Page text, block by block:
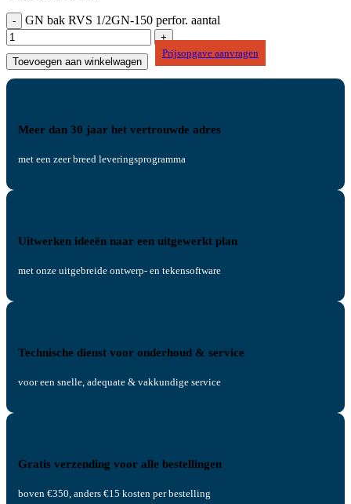
GN bak RVS 1/2GN-150 perfor. aantal
Toevoegen aan winkelwagen
Prijsopgave aanvragen
Meer dan 30 jaar het vertrouwde adres
met een zeer breed leveringsprogramma
Uitwerken ideeën naar een uitgewerkt plan
met onze uitgebreide ontwerp- en tekensoftware
Technische dienst voor onderhoud & service
voor een snelle, adequate & vakkundige service
Gratis verzending voor alle bestellingen
boven €350, anders €15 kosten per bestelling